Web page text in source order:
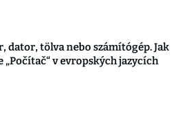
dator, tölva nebo számítógép. Jak
„Počítač“ v evropských jazycích